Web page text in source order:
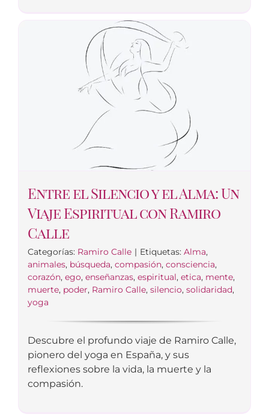
Entre el Silencio y el Alma: Un
Viaje Espiritual con Ramiro
Calle
Categorías: Ramiro Calle | Etiquetas: Alma,
animales, búsqueda, compasión, consciencia,
corazón, ego, enseñanzas, espiritual, etica, mente,
muerte, poder, Ramiro Calle, silencio, solidaridad,
yoga
Descubre el profundo viaje de Ramiro Calle,
pionero del yoga en España, y sus
reflexiones sobre la vida, la muerte y la
compasión.